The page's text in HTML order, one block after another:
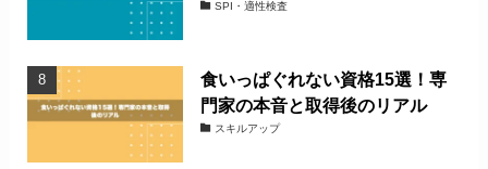
SPI・適性検査
食いっぱぐれない資格15選！専
門家の本音と取得後のリアル
スキルアップ